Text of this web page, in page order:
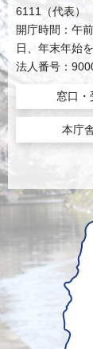
6111（代表）
開庁時間：午
日、年末年始を
法人番号：
窓口・
本庁